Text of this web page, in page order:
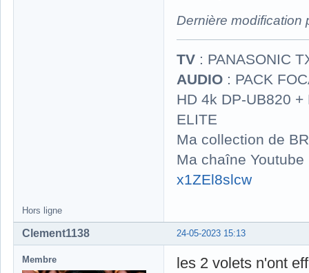
Dernière modification
TV : PANASONIC
AUDIO : PACK
HD 4k DP-UB820
ELITE
Ma collection de
Ma chaîne
x1ZEl8slcw
Hors ligne
24-05-2023 15:13
Clement1138
Membre
les 2 volets n'ont